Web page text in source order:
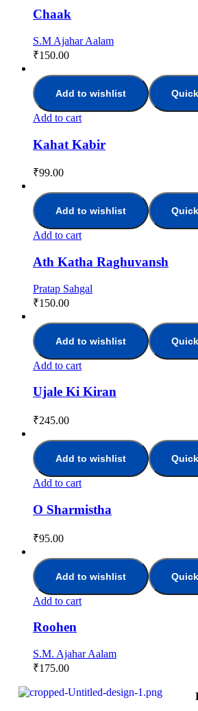
Chaak
S.M Ajahar Aalam
₹150.00
Add to wishlist
Add to cart
Kahat Kabir
₹99.00
Add to wishlist
Add to cart
Ath Katha Raghuvansh
Pratap Sahgal
₹150.00
Add to wishlist
Add to cart
Ujale Ki Kiran
₹245.00
Add to wishlist
Add to cart
O Sharmistha
₹95.00
Add to wishlist
Add to cart
Roohen
S.M. Ajahar Aalam
₹175.00